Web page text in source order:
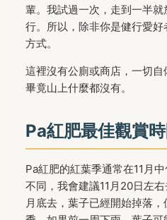
輩。我試過一次，走到一半
行。所以，除非你是健行愛
方式。
這裡沒有公廁或商店，一切自
畢竟山上什麼都沒有。
Pa紅肥最佳觀賞
Pa紅肥的紅葉季通常在11月
不同，我會建議11月20日左
月底去，葉子已經開始掉落